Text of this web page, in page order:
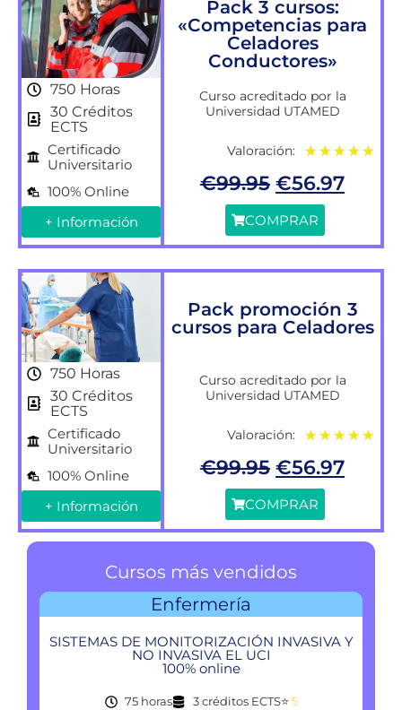
750 Horas
30 Créditos
ECTS
Certificado
Universitario
100% Online
+ Información
Pack 3 cursos:
«Competencias para
Celadores
Conductores»
Curso acreditado por la
Universidad UTAMED
Valoración: ★ ★ ★ ★ ★
€99.95 €56.97
COMPRAR
750 Horas
30 Créditos
ECTS
Certificado
Universitario
100% Online
+ Información
Pack promoción 3
cursos para Celadores
Curso acreditado por la
Universidad UTAMED
Valoración: ★ ★ ★ ★ ★
€99.95 €56.97
COMPRAR
Cursos más vendidos
Enfermería
SISTEMAS DE MONITORIZACIÓN INVASIVA Y
NO INVASIVA EL UCI
100% online
75 horas 3 créditos ECTS⭐ 5